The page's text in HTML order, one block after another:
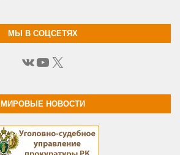
МЫ В СОЦСЕТЯХ
ВКонтакте
YouTube
X
МИРОВЫЕ НОВОСТИ